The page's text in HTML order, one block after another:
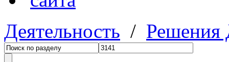
Деятельность /